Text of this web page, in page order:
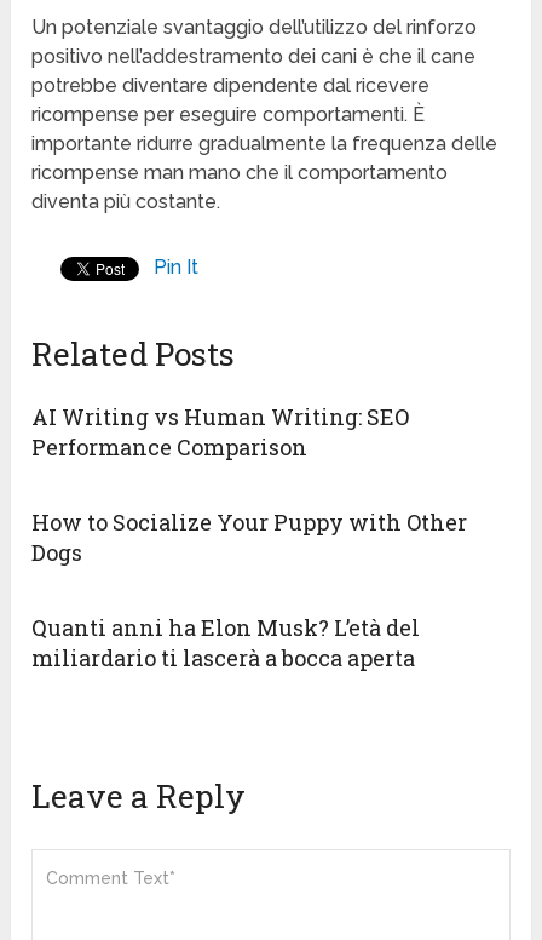
Un potenziale svantaggio dell’utilizzo del rinforzo
positivo nell’addestramento dei cani è che il cane
potrebbe diventare dipendente dal ricevere
ricompense per eseguire comportamenti. È
importante ridurre gradualmente la frequenza delle
ricompense man mano che il comportamento
diventa più costante.
Pin It
Related Posts
AI Writing vs Human Writing: SEO
Performance Comparison
How to Socialize Your Puppy with Other
Dogs
Quanti anni ha Elon Musk? L’età del
miliardario ti lascerà a bocca aperta
Leave a Reply